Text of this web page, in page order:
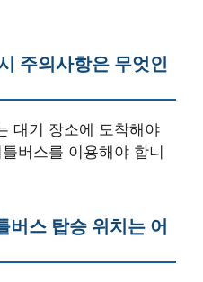
주의사항은 무엇인
대기 장소에 도착해야
버스를 이용해야 합니
버스 탑승 위치는 어